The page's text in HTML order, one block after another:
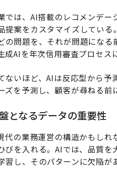
では、AI搭載のレコメンデ
提案をカスタマイズしてい
の問題を、それが問題にな
成AIを年次信用審査プロセス
ないほど、AIは反応型から
ズを予測し、顧客が尋ねる前
となるデータの重要性
代の業務運営の構造かもし
びを入れる。AIでは、品質
習し、そのパターンに欠陥が